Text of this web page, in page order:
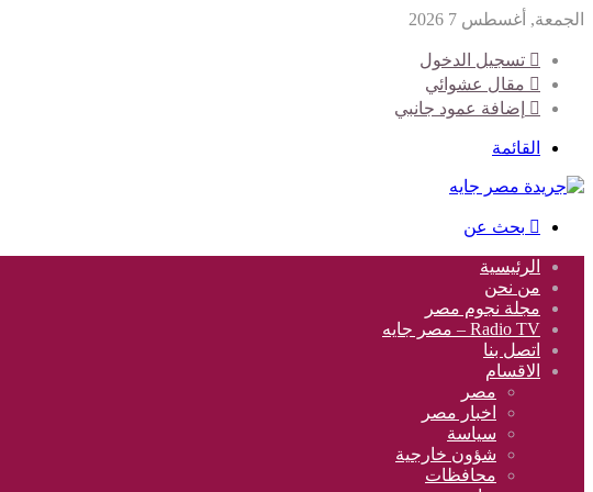
الجمعة, أغسطس 7 2026
تسجيل الدخول
مقال عشوائي
إضافة عمود جانبي
القائمة
بحث عن
الرئيسية
من نحن
مجلة نجوم مصر
Radio TV – مصر جايه
اتصل بنا
الاقسام
مصر
اخبار مصر
سياسة
شؤون خارجية
محافظات